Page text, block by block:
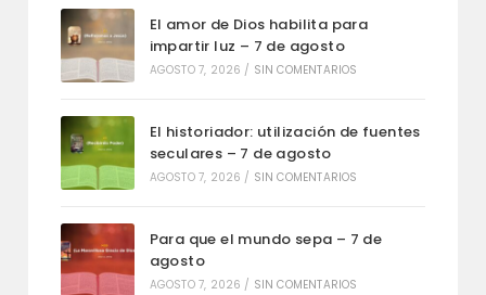
El amor de Dios habilita para
impartir luz – 7 de agosto
AGOSTO 7, 2026 / SIN COMENTARIOS
El historiador: utilización de fuentes
seculares – 7 de agosto
AGOSTO 7, 2026 / SIN COMENTARIOS
Para que el mundo sepa – 7 de
agosto
AGOSTO 7, 2026 / SIN COMENTARIOS